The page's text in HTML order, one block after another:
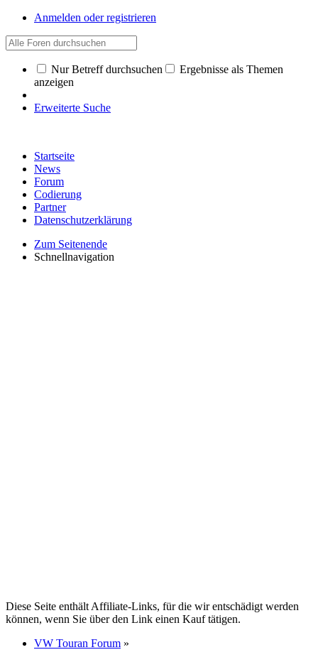
Anmelden oder registrieren
Nur Betreff durchsuchen
Ergebnisse als Themen
anzeigen
Erweiterte Suche
Startseite
News
Forum
Codierung
Partner
Datenschutzerklärung
Zum Seitenende
Schnellnavigation
Diese Seite enthält Affiliate-Links, für die wir entschädigt werden
können, wenn Sie über den Link einen Kauf tätigen.
VW Touran Forum »